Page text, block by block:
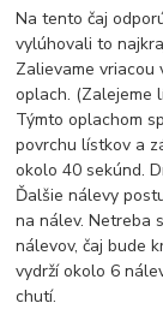
Na tento čaj
vylúhovali to
Zalievame vriacou
oplach. (Zalejeme
Týmto oplachom
povrchu lístkov a
okolo 40 sekúnd.
Ďalšie nálevy
na nálev. Netreba
nálevov, čaj bude
vydrží okolo 6
chutí.